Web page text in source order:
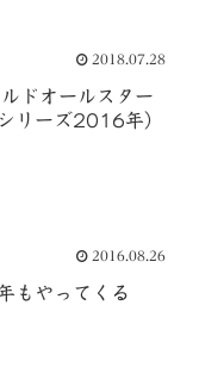
2018.07.28
ドオールスター
リーズ2016年）
2016.08.26
もやってくる